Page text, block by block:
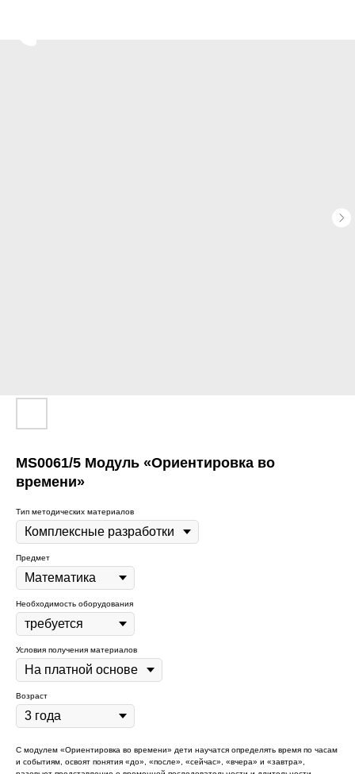
MS0061/5 Модуль «Ориентировка во
времени»
Тип методических материалов
Предмет
Необходимость оборудования
Условия получения материалов
Возраст
С модулем «Ориентировка во времени» дети научатся определять время по часам
и событиям, освоят понятия «до», «после», «сейчас», «вчера» и «завтра»,